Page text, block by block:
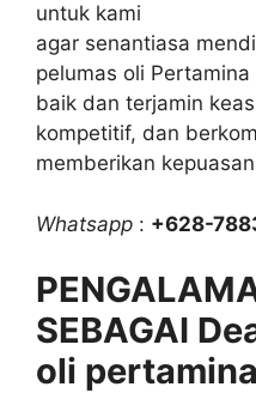
untuk kami
agar senantiasa
pelumas oli
baik dan terjamin
kompetitif, dan
memberikan
Whatsapp : +628-
SEBAGAI
oli pertamina